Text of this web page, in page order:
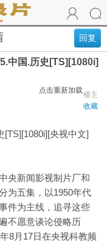
回复
中国.历史[TS][1080i]
点击重新加载楼主
收藏
[TS][1080i][央视中文]
央新闻影视制片厂和
为五集，以1950年代
件为主线，追寻这些
不愿意谈论侵略历
8月17日在央视科教频